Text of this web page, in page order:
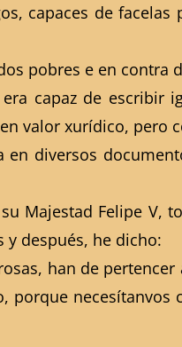
capaces de
pobres e en contra
capaz de
valor xurídico, pero
diversos
Majestad Felipe
después, he dicho:
han de